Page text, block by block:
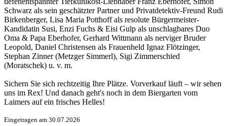
Schwarz als sein geschätzter Partner und Privatdetektiv-Freund Rudi
Birkenberger, Lisa Maria Potthoff als resolute Bürgermeister-
Kandidatin Susi, Enzi Fuchs & Eisi Gulp als unschlagbares Duo
Oma & Papa Eberhofer, Gerhard Wittmann als nerviger Bruder
Leopold, Daniel Christensen als Frauenheld Ignaz Flötzinger,
Stephan Zinner (Metzger Simmerl), Sigi Zimmerschied
(Moratschek) u. v. m.
Sichern Sie sich rechtzeitig Ihre Plätze. Vorverkauf läuft – wir sehen
uns im Rex! Und danach geht's noch in dem Biergarten vom
Laimers auf ein frisches Helles!
Eingetragen am 30.07.2026